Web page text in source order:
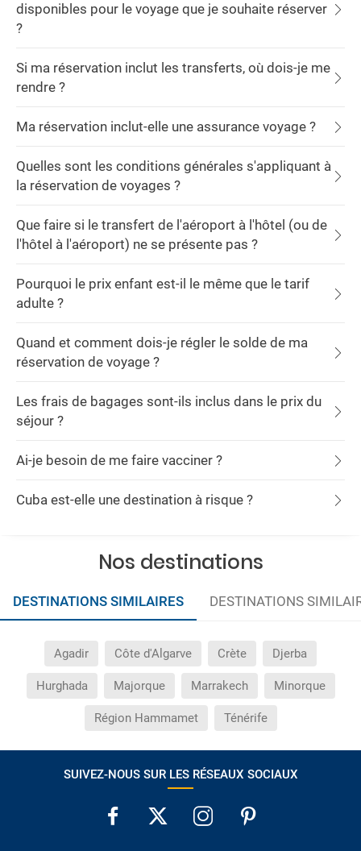
disponibles pour le voyage que je souhaite réserver
?
Si ma réservation inclut les transferts, où dois-je me
rendre ?
Ma réservation inclut-elle une assurance voyage ?
Quelles sont les conditions générales s'appliquant à
la réservation de voyages ?
Que faire si le transfert de l'aéroport à l'hôtel (ou de
l'hôtel à l'aéroport) ne se présente pas ?
Pourquoi le prix enfant est-il le même que le tarif
adulte ?
Quand et comment dois-je régler le solde de ma
réservation de voyage ?
Les frais de bagages sont-ils inclus dans le prix du
séjour ?
Ai-je besoin de me faire vacciner ?
Cuba est-elle une destination à risque ?
Nos destinations
DESTINATIONS SIMILAIRES DESTINATIONS
Agadir Côte d'Algarve Crète Djerba
Hurghada Majorque Marrakech Minorque
Région Hammamet Ténérife
SUIVEZ-NOUS SUR LES RÉSEAUX SOCIAUX